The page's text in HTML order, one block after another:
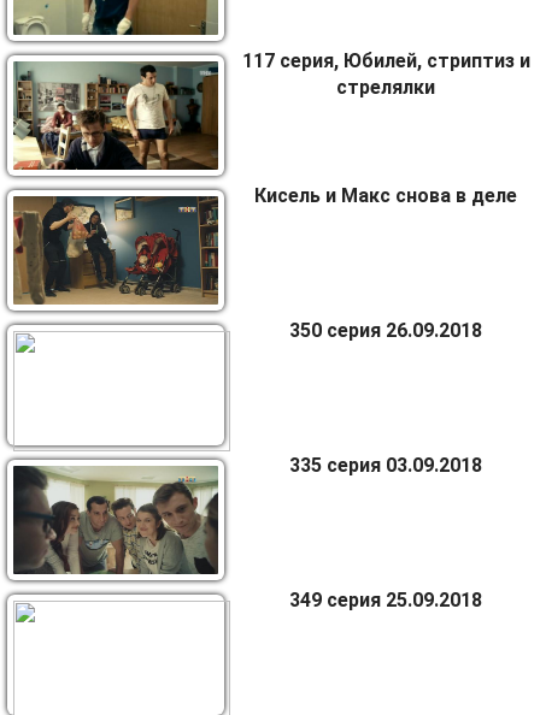
117 серия, Юбилей, стриптиз и
стрелялки
Кисель и Макс снова в деле
350 серия 26.09.2018
335 серия 03.09.2018
349 серия 25.09.2018